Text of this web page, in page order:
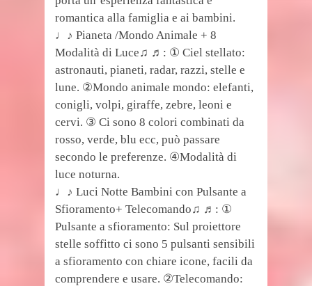
romantica alla famiglia e ai bambini.
♩♪ Pianeta /Mondo Animale + 8
Modalità di Luce♫ ♬: ① Ciel stellato:
astronauti, pianeti, radar, razzi, stelle e
lune. ②Mondo animale mondo: elefanti,
conigli, volpi, giraffe, zebre, leoni e
cervi. ③ Ci sono 8 colori combinati da
rosso, verde, blu ecc, può passare
secondo le preferenze. ④Modalità di
luce noturna.
♩♪ Luci Notte Bambini con Pulsante a
Sfioramento+ Telecomando♫ ♬: ①
Pulsante a sfioramento: Sul proiettore
stelle soffitto ci sono 5 pulsanti sensibili
a sfioramento con chiare icone, facili da
comprendere e usare. ②Telecomando: